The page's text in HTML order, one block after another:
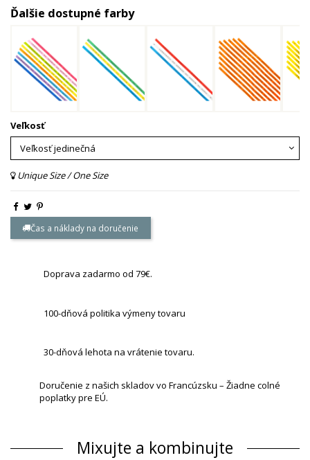
Ďalšie dostupné farby
Veľkosť
Unique Size / One Size
Čas a náklady na doručenie
Doprava zadarmo od 79€.
100-dňová politika výmeny tovaru
30-dňová lehota na vrátenie tovaru.
Doručenie z našich skladov vo Francúzsku – Žiadne colné
poplatky pre EÚ.
Mixujte a kombinujte